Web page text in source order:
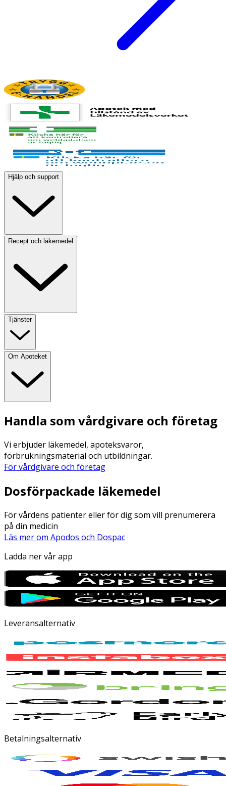
Hjälp och support
Recept och läkemedel
Tjänster
Om Apoteket
Handla som vårdgivare och företag
Vi erbjuder läkemedel, apoteksvaror,
förbrukningsmaterial och utbildningar.
För vårdgivare och företag
Dosförpackade läkemedel
För vårdens patienter eller för dig som vill prenumerera
på din medicin
Läs mer om Apodos och Dospac
Ladda ner vår app
Leveransalternativ
Betalningsalternativ